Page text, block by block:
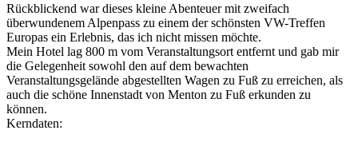
Rückblickend war dieses kleine Abenteuer mit zweifach
überwundenem Alpenpass zu einem der schönsten VW-Treffen
Europas ein Erlebnis, das ich nicht missen möchte.
Mein Hotel lag 800 m vom Veranstaltungsort entfernt und gab mir
die Gelegenheit sowohl den auf dem bewachten
Veranstaltungsgelände abgestellten Wagen zu Fuß zu erreichen, als
auch die schöne Innenstadt von Menton zu Fuß erkunden zu
können.
Kerndaten: